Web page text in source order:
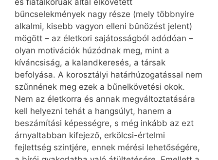
bűncselekmények nagy része (mely többnyire
alkalmi, kisebb vagyon elleni bűnözést jelent)
mögött – az életkori sajátosságból adódóan –
olyan motivációk húzódnak meg, mint a
kíváncsiság, a kalandkeresés, a társak
befolyása. A korosztályi határhúzogatással nem
szűnnének meg ezek a bűnelkövetési okok.
Nem az életkorra és annak megváltoztatására
kell helyezni tehát a hangsúlyt, hanem a
beszámítási képességre, s még inkább az ezt
árnyaltabban kifejező, erkölcsi-értelmi
fejlettség szintjére, ennek mérési lehetőségére,